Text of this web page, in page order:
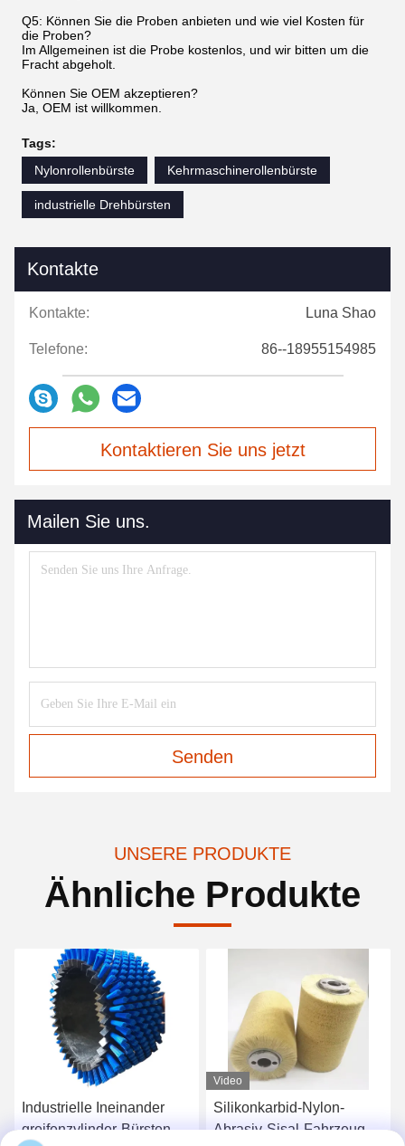
Q5: Können Sie die Proben anbieten und wie viel Kosten für
die Proben?
Im Allgemeinen ist die Probe kostenlos, und wir bitten um die
Fracht abgeholt.
Können Sie OEM akzeptieren?
Ja, OEM ist willkommen.
Tags:
Nylonrollenbürste
Kehrmaschinerollenbürste
industrielle Drehbürsten
Kontakte
Kontakte: Luna Shao
Telefone: 86--18955154985
Kontaktieren Sie uns jetzt
Mailen Sie uns.
Senden
UNSERE PRODUKTE
Ähnliche Produkte
Industrielle Ineinander
greifenzylinder-Bürsten-
Video
Silikonkarbid-Nylon-
Abrasiv-Sisal-Fahrzeug-